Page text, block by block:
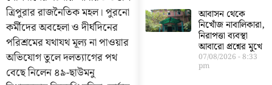
ত্রিপুরার রাজনৈতিক মহল। পুরনো
কর্মীদের অবহেলা ও দীর্ঘদিনের
পরিশ্রমের যথাযথ মূল্য না পাওয়ার
অভিযোগ তুলে দলত্যাগের পথ
বেছে নিলেন ৪৯-ছাউমনু
আবাসন থেকে
নিখোঁজ নাবালিকারা,
নিরাপত্তা ব্যবস্থা
আবারো প্রশ্নের মুখে
07/08/2026 8:33
pm